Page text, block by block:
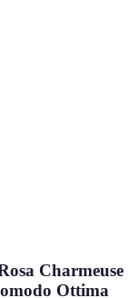
Charmeuse
Ottima